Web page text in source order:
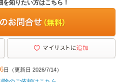
知りたい方はこちら！
6日（更新日 2026/7/14）